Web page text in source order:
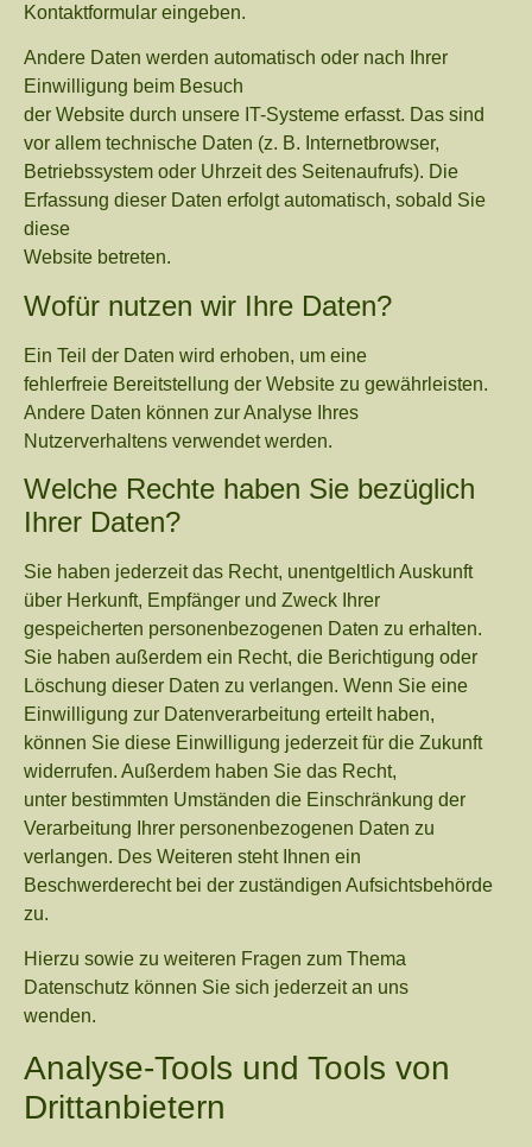
Kontaktformular eingeben.
Andere Daten werden automatisch oder nach Ihrer
Einwilligung beim Besuch
der Website durch unsere IT-Systeme erfasst. Das sind
vor allem technische Daten (z. B. Internetbrowser,
Betriebssystem oder Uhrzeit des Seitenaufrufs). Die
Erfassung dieser Daten erfolgt automatisch, sobald Sie
diese
Website betreten.
Wofür nutzen wir Ihre Daten?
Ein Teil der Daten wird erhoben, um eine
fehlerfreie Bereitstellung der Website zu gewährleisten.
Andere Daten können zur Analyse Ihres
Nutzerverhaltens verwendet werden.
Welche Rechte haben Sie bezüglich
Ihrer Daten?
Sie haben jederzeit das Recht, unentgeltlich Auskunft
über Herkunft, Empfänger und Zweck Ihrer
gespeicherten personenbezogenen Daten zu erhalten.
Sie haben außerdem ein Recht, die Berichtigung oder
Löschung dieser Daten zu verlangen. Wenn Sie eine
Einwilligung zur Datenverarbeitung erteilt haben,
können Sie diese Einwilligung jederzeit für die Zukunft
widerrufen. Außerdem haben Sie das Recht,
unter bestimmten Umständen die Einschränkung der
Verarbeitung Ihrer personenbezogenen Daten zu
verlangen. Des Weiteren steht Ihnen ein
Beschwerderecht bei der zuständigen Aufsichtsbehörde
zu.
Hierzu sowie zu weiteren Fragen zum Thema
Datenschutz können Sie sich jederzeit an uns
wenden.
Analyse-Tools und Tools von
Dritt­anbietern